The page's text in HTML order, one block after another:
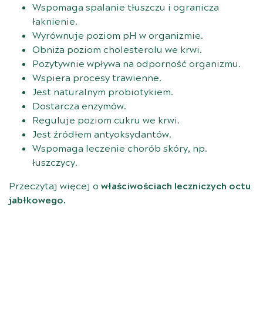
Wspomaga spalanie tłuszczu i ogranicza
łaknienie.
Wyrównuje poziom pH w organizmie.
Obniża poziom cholesterolu we krwi.
Pozytywnie wpływa na odporność organizmu.
Wspiera procesy trawienne.
Jest naturalnym probiotykiem.
Dostarcza enzymów.
Reguluje poziom cukru we krwi.
Jest źródłem antyoksydantów.
Wspomaga leczenie chorób skóry, np.
łuszczycy.
Przeczytaj więcej o właściwościach leczniczych octu
jabłkowego.